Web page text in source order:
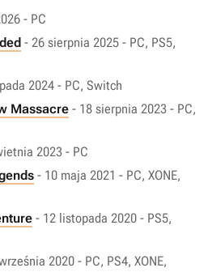
- PC
- 26 sierpnia 2025 - PC, PS5,
2024 - PC, Switch
Massacre - 18 sierpnia 2023 - PC,
2023 - PC
- 10 maja 2021 - PC, XONE,
- 12 listopada 2020 - PS5,
2020 - PC, PS4, XONE,